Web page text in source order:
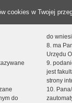
cookies w Twojej
do
do
8. ma
Urzędu
9.
jest
strony
10.